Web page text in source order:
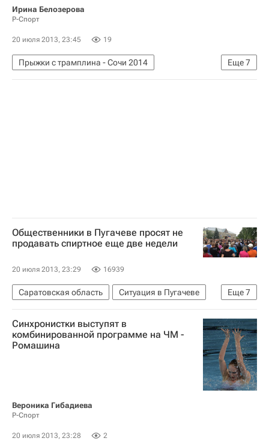
Ирина Белозерова
Р-Спорт
20 июля 2013, 23:45 19
Еще7
Прыжки с трамплина - Сочи 2014
Лыжные виды спорта
Олимпийские игры
Общественники в Пугачеве просят не
продавать спиртное еще две недели
20 июля 2013, 23:29 16939
Еще7
Саратовская область
Ситуация в Пугачеве
Общество
Пугачев
Европа
Пугачевский район
Весь мир
Приволжский ФО
Синхронистки выступят в
комбинированной программе на ЧМ -
Ромашина
Вероника Гибадиева
Р-Спорт
20 июля 2013, 23:28 2